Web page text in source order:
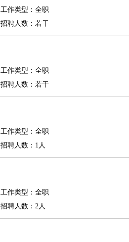
工作类型：全职
招聘人数：若干
工作类型：全职
招聘人数：若干
工作类型：全职
招聘人数：1人
工作类型：全职
招聘人数：2人